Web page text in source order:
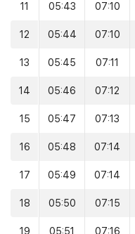
11 05:43 07:10
12 05:44 07:10
13 05:45 07:11
14 05:46 07:12
15 05:47 07:13
16 05:48 07:14
17 05:49 07:14
18 05:50 07:15
19 05:51 07:16